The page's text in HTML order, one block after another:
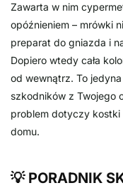
Zawarta w nim
opóźnieniem – mrówki
preparat do gniazda i
Dopiero wtedy cała
od wewnątrz. To
szkodników z Twojego
problem dotyczy
domu.
💡 PORADNIK